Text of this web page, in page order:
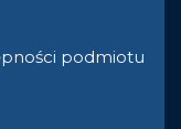
podmiotu